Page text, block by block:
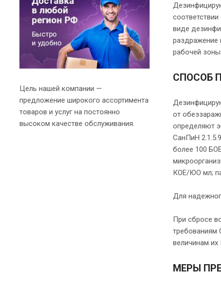
виде
раздражение
рабочей
СПОСОБ
от
определяют
СанПиН
более 100
КОЕ/ЮО мл;
Для
При сбросе
требованиям
величинам
МЕРЫ
Цель нашей компании —
предложение широкого ассортимента
товаров и услуг на постоянно
высоком качестве обслуживания.